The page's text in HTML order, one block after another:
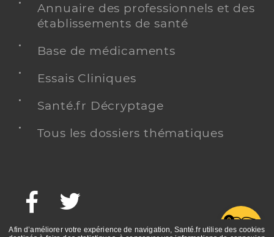
Annuaire des professionnels et des
établissements de santé
Base de médicaments
Essais Cliniques
Santé.fr Décryptage
Tous les dossiers thématiques
Facebook
Afin d’améliorer votre expérience de navigation, Santé.fr utilise des cookies